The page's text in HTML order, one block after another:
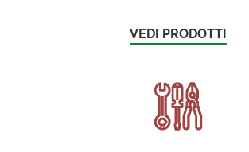
VEDI PRODOTTI